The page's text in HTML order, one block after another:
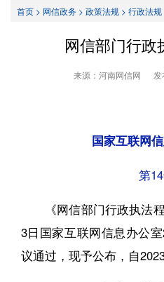
首页> 网信政务> 政策法规> 行政法规
网信部门行政
来源：河南网信网 发
国家互联网
第
《网信部门行政执法程
3日国家互联网信息办公
议通过，现予公布，自